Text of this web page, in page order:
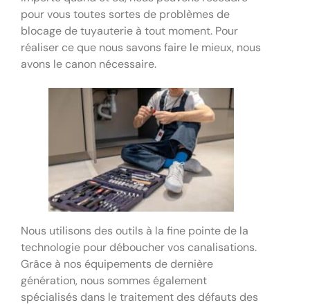
pour vous toutes sortes de problèmes de
blocage de tuyauterie à tout moment. Pour
réaliser ce que nous savons faire le mieux, nous
avons le canon nécessaire.
Nous utilisons des outils à la fine pointe de la
technologie pour déboucher vos canalisations.
Grâce à nos équipements de dernière
génération, nous sommes également
spécialisés dans le traitement des défauts des